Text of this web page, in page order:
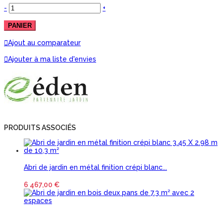
- +
PANIER
Ajout au comparateur
Ajouter à ma liste d'envies
PRODUITS ASSOCIÉS
Abri de jardin en métal finition crépi blanc...
6 467,00 €